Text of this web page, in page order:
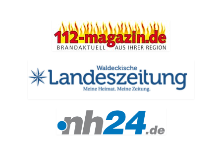
Fahrzeuge & Technik
Stützpunkt
Einsatzfahrzeuge
Einsatzleitwagen ELW 1
Drehleiter DLK 23/12